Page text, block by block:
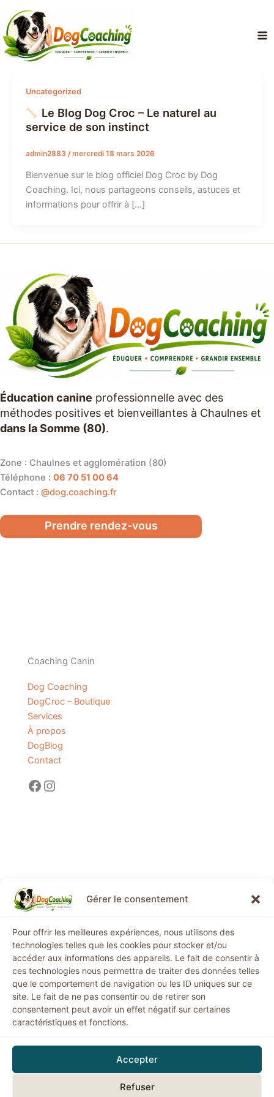
Gérer le consentement
Pour offrir les meilleures expériences, nous utilisons des
technologies telles que les cookies pour stocker et/ou
accéder aux informations des appareils. Le fait de consentir à
ces technologies nous permettra de traiter des données telles
que le comportement de navigation ou les ID uniques sur ce
site. Le fait de ne pas consentir ou de retirer son
consentement peut avoir un effet négatif sur certaines
caractéristiques et fonctions.
Accepter
Refuser
au
contenu
Uncategorized
Le Blog Dog Croc – Le naturel au
service de son instinct
admin2883 /mercredi 18 mars 2026
Bienvenue sur le blog officiel Dog Croc by Dog
Coaching. Ici, nous partageons conseils, astuces et
informations pour offrir à […]
Éducation canine professionnelle avec des
méthodes positives et bienveillantes à Chaulnes et
dans la Somme (80).
Zone : Chaulnes et agglomération (80)
Téléphone : 06 70 51 00 64
Contact : @dog.coaching.fr
Prendre rendez-vous
Coaching Canin
Dog Coaching
DogCroc – Boutique
Services
À propos
DogBlog
Contact
Informations légales
Mentions légales
Conditions générales de vente
Politique de confidentialité
Politique de remboursement
Politique de cookies